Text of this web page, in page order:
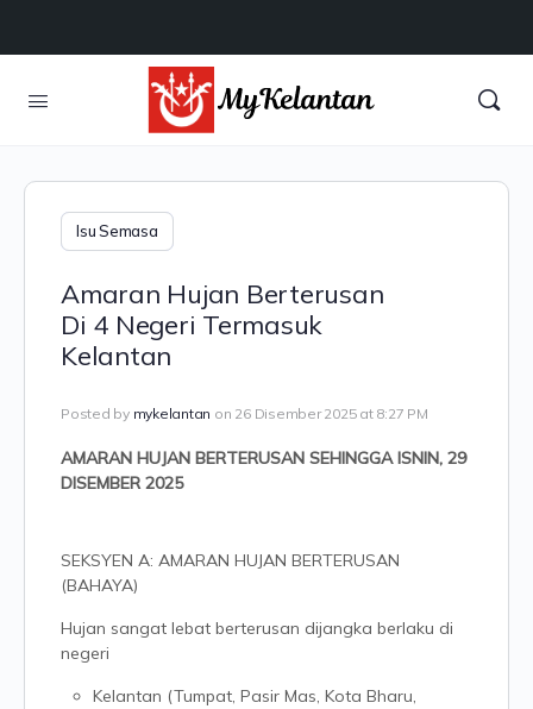
Isu Semasa
Amaran Hujan Berterusan
Di 4 Negeri Termasuk
Kelantan
Posted by mykelantan on 26 Disember 2025 at 8:27 PM
AMARAN HUJAN BERTERUSAN SEHINGGA ISNIN, 29
DISEMBER 2025
SEKSYEN A: AMARAN HUJAN BERTERUSAN
(BAHAYA)
Hujan sangat lebat berterusan dijangka berlaku di
negeri
Kelantan (Tumpat, Pasir Mas, Kota Bharu,